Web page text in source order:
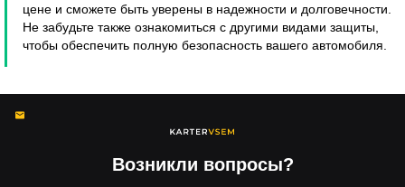
цене и сможете быть уверены в надежности и долговечности.
Не забудьте также ознакомиться с другими видами защиты,
чтобы обеспечить полную безопасность вашего автомобиля.
Возникли вопросы?